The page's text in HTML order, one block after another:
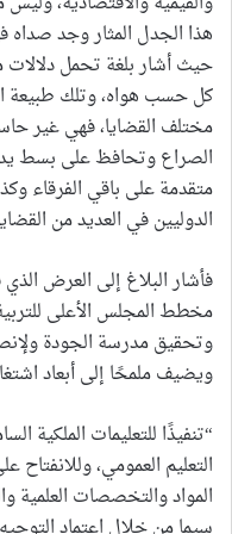
هذا الجدل المثار وجد
حيث أشار بلغة تحمل دلالات
كل حسب هواه، وتلك طبيعة
مختلف القضايا، فهي غير
الصراع وتحافظ على بسط
متقدمة على باقي الفرقاء
الدوليين في العديد من
فأشار البلاغ إلى العرض
مخطط المجلس الأعلى
وتحقيق مدرسة الجودة
ويضيف ملمحًا إلى أبعاد
“تنفيذًا للتعليمات الملكية
التعليم العمومي،
المواد والتخصصات العلمية